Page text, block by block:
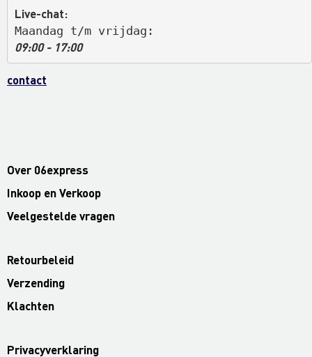
Live-chat:
Maandag t/m vrijdag:
09:00 - 17:00
contact
Over 06express
Inkoop en Verkoop
Veelgestelde vragen
Retourbeleid
Verzending
Klachten
Privacyverklaring